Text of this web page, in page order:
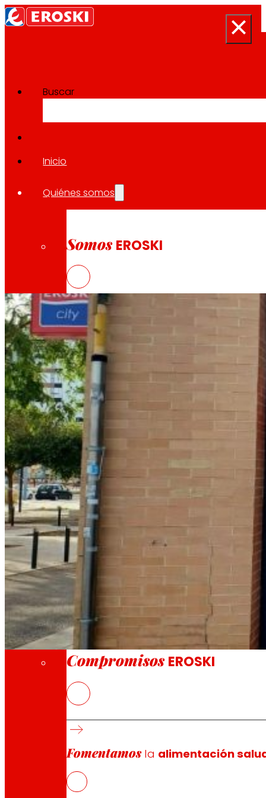
Buscar
Inicio
Quiénes somos
Somos EROSKI
Así somos
Todo nuestro ADN: un viaje por la misión, la
Cooperativa
Somos por y para las personas. Descubre
Fundación
A través de nuestra Fundación
Compromisos
Compromisos EROSKI
Fomentamosla alimentación
Sala de prensa
Volver a todas las noticias
23.05.2024
EROSKI inaugura un nuevo
La nueva tienda franquiciada ofrece a los
EROSKI mantiene el ritmo de aperturas